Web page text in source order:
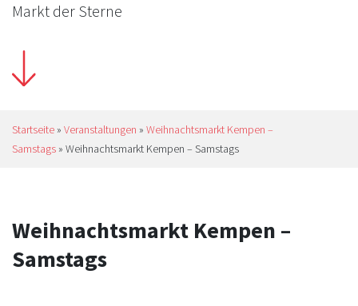
Markt der Sterne
Startseite » Veranstaltungen » Weihnachtsmarkt Kempen –
Samstags » Weihnachtsmarkt Kempen – Samstags
Weihnachtsmarkt Kempen –
Samstags